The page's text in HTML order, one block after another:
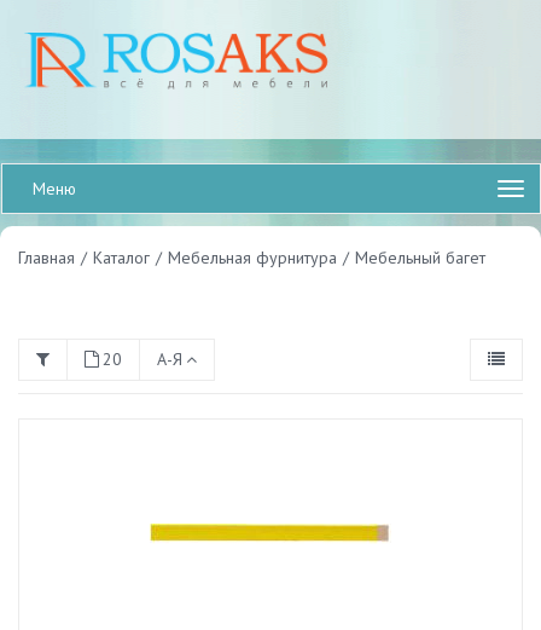
Меню
Главная / Каталог / Мебельная фурнитура / Мебельный багет
20 А-Я